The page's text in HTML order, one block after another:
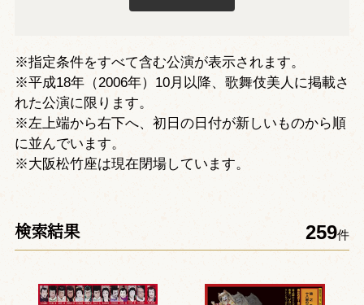
※指定条件をすべて含む公演が表示されます。
※平成18年（2006年）10月以降、歌舞伎美人に掲載さ
れた公演に限ります。
※左上端から右下へ、初日の日付が新しいものから順
に並んでいます。
※大阪松竹座は現在閉場しています。
検索結果 259件